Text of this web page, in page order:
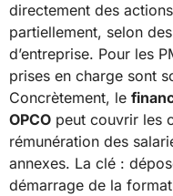
directement des
partiellement, selon
d’entreprise. Pour les
prises en charge sont
Concrètement, le
OPCO peut couvrir les
rémunération des
annexes. La clé :
démarrage de la